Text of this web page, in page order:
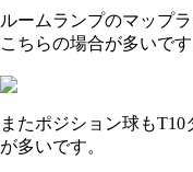
ルームランプのマップ
こちらの場合が多いです
またポジション球もT10
が多いです。